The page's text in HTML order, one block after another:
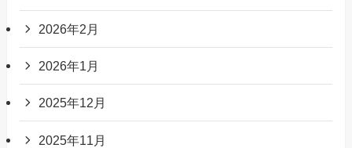
2026年2月
2026年1月
2025年12月
2025年11月